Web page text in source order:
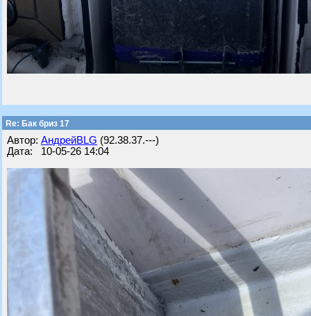
Re: Бак бриз 17
Автор: АндрейBLG (92.38.37.---)
Дата: 10-05-26 14:04